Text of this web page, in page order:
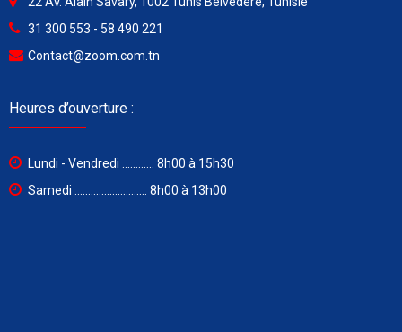
31 300 553 - 58 490 221
Contact@zoom.com.tn
Heures d’ouverture :
Lundi - Vendredi ............ 8h00 à 15h30
Samedi ........................... 8h00 à 13h00